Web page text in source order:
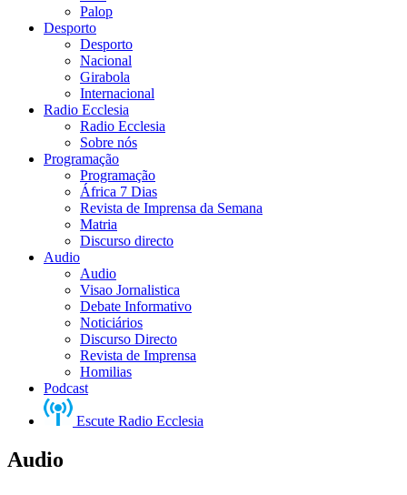
Palop
Desporto
Desporto
Nacional
Girabola
Internacional
Radio Ecclesia
Radio Ecclesia
Sobre nós
Programação
Programação
África 7 Dias
Revista de Imprensa da Semana
Matria
Discurso directo
Audio
Audio
Visao Jornalistica
Debate Informativo
Noticiários
Discurso Directo
Revista de Imprensa
Homilias
Podcast
Escute Radio Ecclesia
Audio